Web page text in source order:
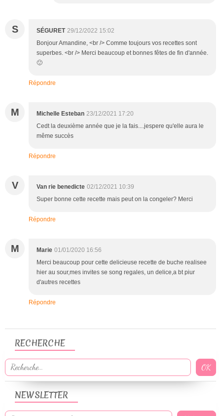
S SÉGURET 29/12/2022 15:02
Bonjour Amandine, <br /> Comme toujours vos recettes sont
superbes. <br /> Merci beaucoup et bonnes fêtes de fin d'année.
🙂
Répondre
M Michelle Esteban 23/12/2021 17:20
Cedt la deuxième année que je la fais....jespere qu'elle aura le
même succès
Répondre
V Van rie benedicte 02/12/2021 10:39
Super bonne cette recette mais peut on la congeler? Merci
Répondre
M Marie 01/01/2020 16:56
Merci beaucoup pour cette delicieuse recette de buche realisee
hier au sour,mes invites se song regales, un delice,a bt piur
d'autres recettes
Répondre
NEWSLETTER
RECHERCHE